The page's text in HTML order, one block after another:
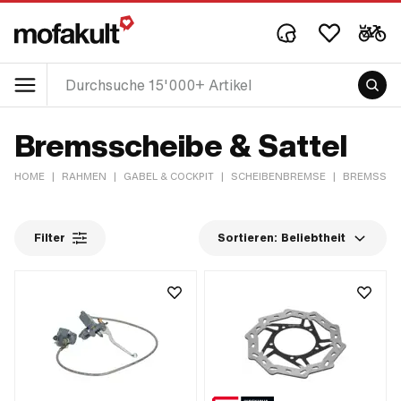
Bremsscheibe & Sattel
HOME | RAHMEN | GABEL & COCKPIT | SCHEIBENBREMSE |
Filter Sortieren: Beliebtheit